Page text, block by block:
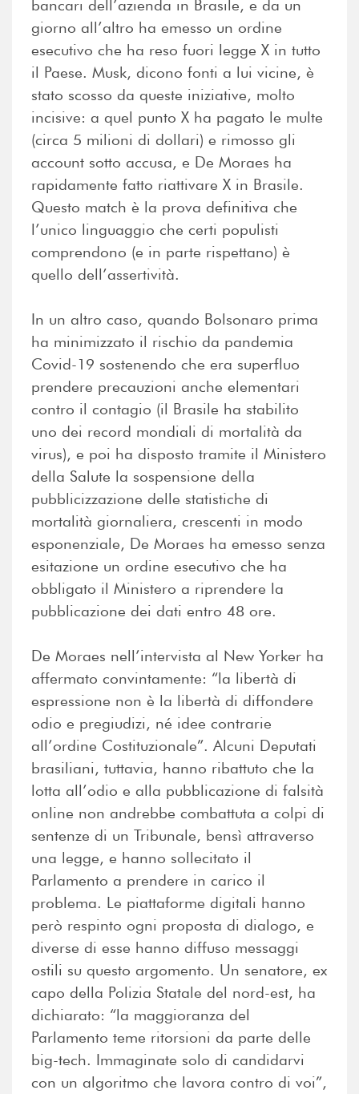
bancari dell’azienda in Brasile, e da un
giorno all’altro ha emesso un ordine
esecutivo che ha reso fuori legge X in tutto
il Paese. Musk, dicono fonti a lui vicine, è
stato scosso da queste iniziative, molto
incisive: a quel punto X ha pagato le multe
(circa 5 milioni di dollari) e rimosso gli
account sotto accusa, e De Moraes ha
rapidamente fatto riattivare X in Brasile.
Questo match è la prova definitiva che
l’unico linguaggio che certi populisti
comprendono (e in parte rispettano) è
quello dell’assertività.
In un altro caso, quando Bolsonaro prima
ha minimizzato il rischio da pandemia
Covid-19 sostenendo che era superfluo
prendere precauzioni anche elementari
contro il contagio (il Brasile ha stabilito
uno dei record mondiali di mortalità da
virus), e poi ha disposto tramite il Ministero
della Salute la sospensione della
pubblicizzazione delle statistiche di
mortalità giornaliera, crescenti in modo
esponenziale, De Moraes ha emesso senza
esitazione un ordine esecutivo che ha
obbligato il Ministero a riprendere la
pubblicazione dei dati entro 48 ore.
De Moraes nell’intervista al New Yorker ha
affermato convintamente: “la libertà di
espressione non è la libertà di diffondere
odio e pregiudizi, né idee contrarie
all’ordine Costituzionale”. Alcuni Deputati
brasiliani, tuttavia, hanno ribattuto che la
lotta all’odio e alla pubblicazione di falsità
online non andrebbe combattuta a colpi di
sentenze di un Tribunale, bensì attraverso
una legge, e hanno sollecitato il
Parlamento a prendere in carico il
problema. Le piattaforme digitali hanno
però respinto ogni proposta di dialogo, e
diverse di esse hanno diffuso messaggi
ostili su questo argomento. Un senatore, ex
capo della Polizia Statale del nord-est, ha
dichiarato: “la maggioranza del
Parlamento teme ritorsioni da parte delle
big-tech. Immaginate solo di candidarvi
con un algoritmo che lavora contro di voi”,